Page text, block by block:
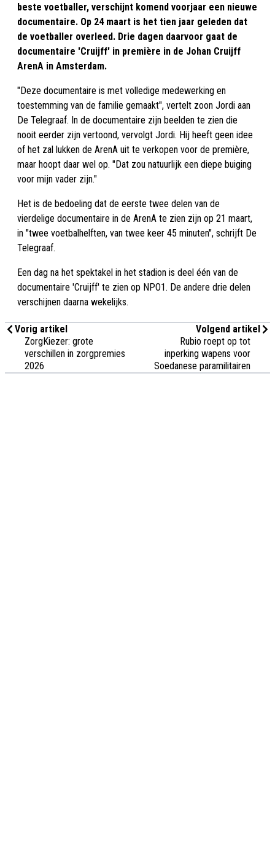
beste voetballer, verschijnt komend voorjaar een nieuwe
documentaire. Op 24 maart is het tien jaar geleden dat
de voetballer overleed. Drie dagen daarvoor gaat de
documentaire 'Cruijff' in première in de Johan Cruijff
ArenA in Amsterdam.
"Deze documentaire is met volledige medewerking en
toestemming van de familie gemaakt", vertelt zoon Jordi aan
De Telegraaf. In de documentaire zijn beelden te zien die
nooit eerder zijn vertoond, vervolgt Jordi. Hij heeft geen idee
of het zal lukken de ArenA uit te verkopen voor de première,
maar hoopt daar wel op. "Dat zou natuurlijk een diepe buiging
voor mijn vader zijn."
Het is de bedoeling dat de eerste twee delen van de
vierdelige documentaire in de ArenA te zien zijn op 21 maart,
in "twee voetbalhelften, van twee keer 45 minuten", schrijft De
Telegraaf.
Een dag na het spektakel in het stadion is deel één van de
documentaire 'Cruijff' te zien op NPO1. De andere drie delen
verschijnen daarna wekelijks.
Vorig artikel
ZorgKiezer: grote
verschillen in zorgpremies
2026
Volgend artikel
Rubio roept op tot
inperking wapens voor
Soedanese paramilitairen